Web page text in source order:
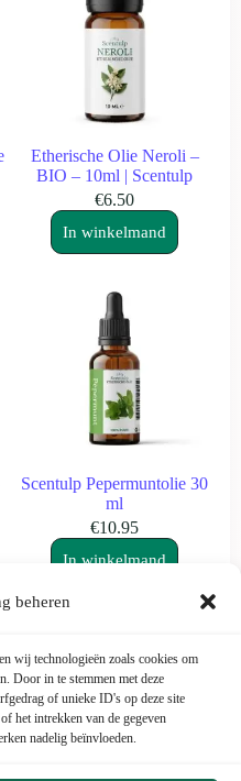
beheren
wij technologieën zoals cookies om
Door in te stemmen met deze
of unieke ID's op deze site
het intrekken van de gegeven
nadelig beïnvloeden.
Etherische Olie Neroli –
BIO – 10ml | Scentulp
€6.50
In winkelmand
Scentulp Pepermuntolie 30
ml
€10.95
In winkelmand